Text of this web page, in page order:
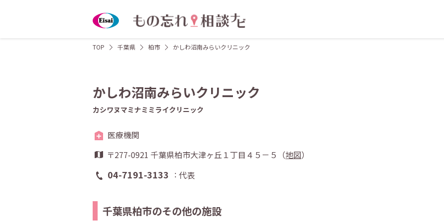
TOP 千葉県 柏市 かしわ沼南みらいクリニック
かしわ沼南みらいクリニック
カシワヌマミナミミライクリニック
医療機関
〒277-0921 千葉県柏市大津ヶ丘１丁目４５－５（地図）
04-7191-3133 代表
千葉県柏市のその他の施設